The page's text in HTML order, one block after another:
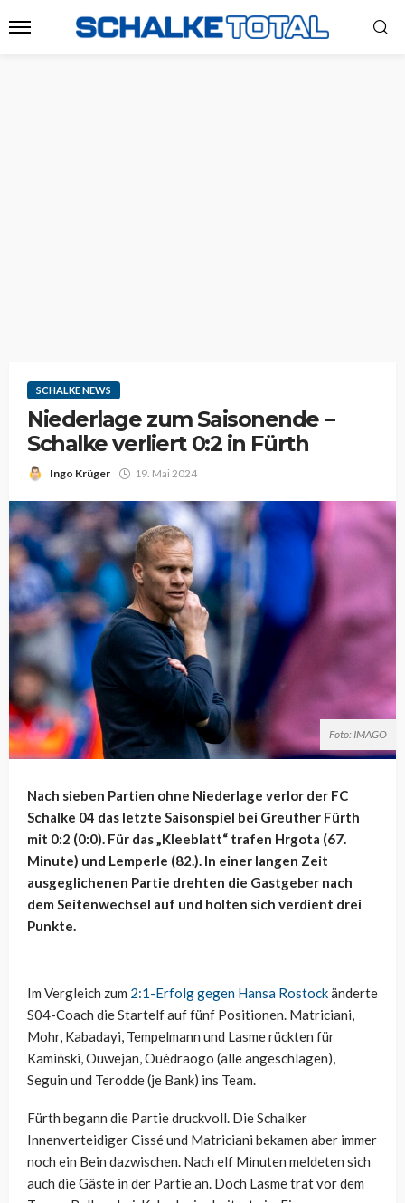
SCHALKE NEWS
Niederlage zum Saisonende –
Schalke verliert 0:2 in Fürth
Ingo Krüger 19. Mai 2024
Foto: IMAGO
Nach sieben Partien ohne Niederlage verlor der FC
Schalke 04 das letzte Saisonspiel bei Greuther Fürth
mit 0:2 (0:0). Für das „Kleeblatt“ trafen Hrgota (67.
Minute) und Lemperle (82.). In einer langen Zeit
ausgeglichenen Partie drehten die Gastgeber nach
dem Seitenwechsel auf und holten sich verdient drei
Punkte.
Im Vergleich zum 2:1-Erfolg gegen Hansa Rostockänderte
S04-Coach die Startelf auf fünf Positionen. Matriciani,
Mohr, Kabadayi, Tempelmann und Lasme rückten für
Kamiński, Ouwejan, Ouédraogo (alle angeschlagen),
Seguin und Terodde (je Bank) ins Team.
Fürth begann die Partie druckvoll. Die Schalker
Innenverteidiger Cissé und Matriciani bekamen aber immer
noch ein Bein dazwischen. Nach elf Minuten meldeten sich
auch die Gäste in der Partie an. Doch Lasme trat vor dem